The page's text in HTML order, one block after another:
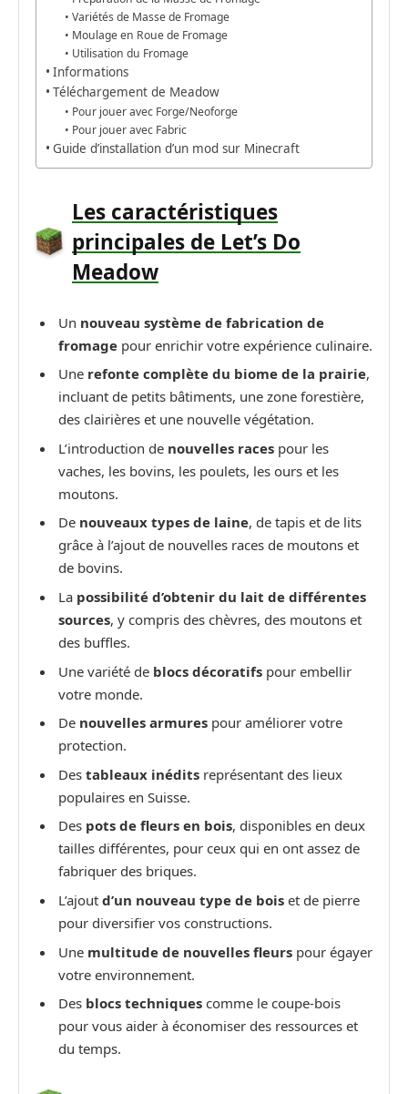
Variétés de Masse de Fromage
Moulage en Roue de Fromage
Utilisation du Fromage
Informations
Téléchargement de Meadow
Pour jouer avec Forge/Neoforge
Pour jouer avec Fabric
Guide d’installation d’un mod sur Minecraft
Les caractéristiques
principales de Let’s Do
Meadow
Un nouveau système de fabrication de
fromage pour enrichir votre expérience culinaire.
Une refonte complète du biome de la prairie,
incluant de petits bâtiments, une zone forestière,
des clairières et une nouvelle végétation.
L’introduction de nouvelles races pour les
vaches, les bovins, les poulets, les ours et les
moutons.
De nouveaux types de laine, de tapis et de lits
grâce à l’ajout de nouvelles races de moutons et
de bovins.
La possibilité d’obtenir du lait de différentes
sources, y compris des chèvres, des moutons et
des buffles.
Une variété de blocs décoratifs pour embellir
votre monde.
De nouvelles armures pour améliorer votre
protection.
Des tableaux inédits représentant des lieux
populaires en Suisse.
Des pots de fleurs en bois, disponibles en deux
tailles différentes, pour ceux qui en ont assez de
fabriquer des briques.
L’ajout d’un nouveau type de bois et de pierre
pour diversifier vos constructions.
Une multitude de nouvelles fleurs pour égayer
votre environnement.
Des blocs techniques comme le coupe-bois
pour vous aider à économiser des ressources et
du temps.